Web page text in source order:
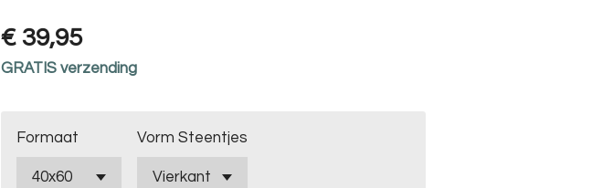
€ 39,95
GRATIS verzending
Formaat Vorm Steentjes